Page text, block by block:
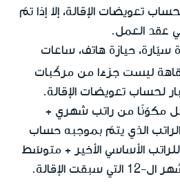
تعويضات الإقالة، إلا إذا تمّ
عقد العمل.
سيّارة، حيازة هاتف، ساعات
ليست جزءًا من مركّبات
لحساب تعويضات الإقالة.
مكوّنًا من راتب شهري +
الذي يتمّ بموجبه حساب
الأساسي الأخير + متوسّط
الإقالة.